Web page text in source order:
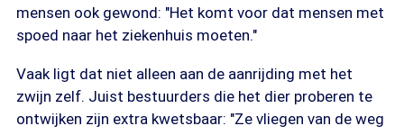
mensen ook gewond: "Het komt voor dat mensen met
spoed naar het ziekenhuis moeten."
Vaak ligt dat niet alleen aan de aanrijding met het
zwijn zelf. Juist bestuurders die het dier proberen te
ontwijken zijn extra kwetsbaar: "Ze vliegen van de weg